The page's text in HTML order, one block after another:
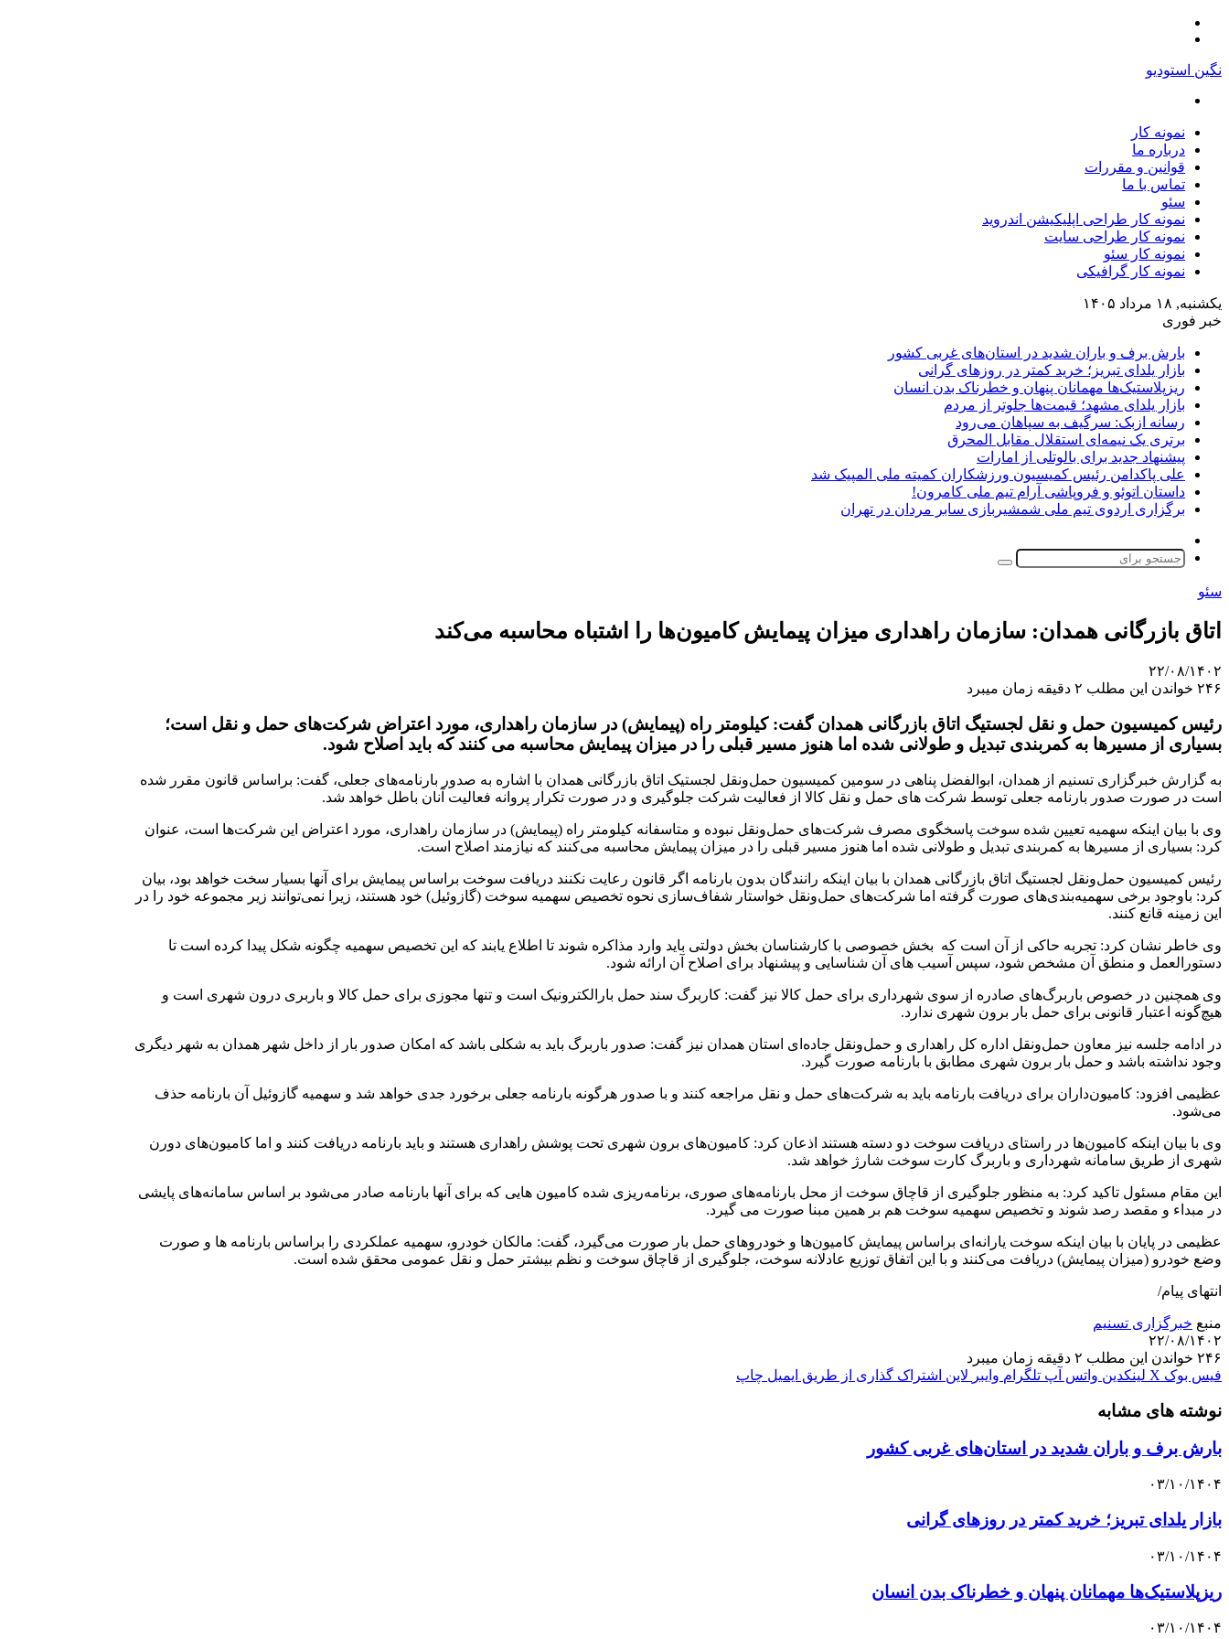
نگین استودیو
نمونه کار
درباره ما
قوانین و مقررات
تماس با ما
سئو
نمونه کار طراحی اپلیکیشن اندروید
نمونه کار طراحی سایت
نمونه کار سئو
نمونه کار گرافیکی
یکشنبه, ۱۸ مرداد ۱۴۰۵
خبر فوری
بارش برف و باران شدید در استان‌های غربی کشور
بازار یلدای تبریز؛ خرید کمتر در روزهای گرانی
ریزپلاستیک‌ها مهمانان پنهان و خطرناک بدن انسان
بازار یلدای مشهد؛ قیمت‌ها جلوتر از مردم
رسانه ازبک: سرگیف به سپاهان می‌رود
برتری یک نیمه‌ای استقلال مقابل المحرق
پیشنهاد جدید برای بالوتلی از امارات
علی پاکدامن رئیس کمیسیون ورزشکاران کمیته ملی المپیک شد
داستان اتوئو و فروپاشی آرام تیم ملی کامرون!
برگزاری اردوی تیم ملی شمشیربازی سابر مردان در تهران
پوسته
جستجو
سئو
اتاق بازرگانی همدان: سازمان راهداری میزان پیمایش کامیون‌ها را اشتباه محاسبه می‌کند
۲۲/۰۸/۱۴۰۲
۲۴۶ خواندن این مطلب ۲ دقیقه زمان میبرد
رئیس کمیسیون حمل و نقل لجستیگ اتاق بازرگانی همدان گفت: کیلومتر راه (پیمایش) در سازمان راهداری، مورد اعتراض شرکت‌های حمل و نقل است؛‌
بسیاری از مسیرها به کمربندی تبدیل و طولانی شده اما هنوز مسیر قبلی را در میزان پیمایش محاسبه می کنند که باید اصلاح شود.
به گزارش خبرگزاری تسنیم از همدان، ابوالفضل پناهی در سومین کمیسیون حمل‌و‌نقل لجستیک اتاق بازرگانی همدان با اشاره به صدور بارنامه‌های جعلی، گفت: براساس قانون مقرر شده
است در صورت صدور بارنامه جعلی توسط شرکت های حمل و نقل کالا از فعالیت شرکت جلوگیری و در صورت تکرار پروانه فعالیت آنان باطل خواهد شد.
وی با بیان اینکه سهمیه تعیین شده سوخت پاسخگوی مصرف شرکت‌های حمل‌و‌نقل نبوده و متاسفانه کیلومتر راه (پیمایش) در سازمان راهداری، مورد اعتراض این شرکت‌ها است، عنوان
کرد: بسیاری از مسیرها به کمربندی تبدیل و طولانی شده اما هنوز مسیر قبلی را در میزان پیمایش محاسبه می‌کنند که نیازمند اصلاح است.
رئیس کمیسیون حمل‌ونقل لجستیگ اتاق بازرگانی همدان با بیان اینکه رانندگان بدون بارنامه اگر قانون رعایت نکنند دریافت سوخت براساس پیمایش برای آنها بسیار سخت خواهد بود، بیان
کرد: باوجود برخی سهمیه‌بندی‌های صورت گرفته اما شرکت‌های حمل‌و‌نقل خواستار شفاف‌سازی نحوه تخصیص سهمیه سوخت (گازوئیل) خود هستند، زیرا نمی‌توانند زیر مجموعه خود را در
این زمینه قانع کنند.
وی خاطر نشان کرد: تجربه حاکی از آن است که بخش خصوصی با کارشناسان بخش دولتی باید وارد مذاکره شوند تا اطلاع یابند که این تخصیص سهمیه چگونه شکل پیدا کرده است تا
دستورالعمل و منطق آن مشخص شود، سپس آسیب های آن شناسایی و پیشنهاد برای اصلاح آن ارائه شود.
وی همچنین در خصوص باربرگ‌های صادره از سوی شهرداری برای حمل کالا نیز گفت: کاربرگ سند حمل بارالکترونیک است و تنها مجوزی برای حمل کالا و باربری درون شهری است و
هیچ‌گونه اعتبار قانونی برای حمل بار برون شهری ندارد.
در ادامه جلسه نیز معاون حمل‌ونقل اداره کل راهداری و حمل‌ونقل جاده‌ای استان همدان نیز گفت: صدور باربرگ باید به شکلی باشد که امکان صدور بار از داخل شهر همدان به شهر دیگری
وجود نداشته باشد و حمل بار برون شهری مطابق با بارنامه صورت گیرد.
عظیمی افزود: کامیون‌داران برای دریافت بارنامه باید به شرکت‌های حمل و نقل مراجعه کنند و با صدور هرگونه بارنامه جعلی برخورد جدی خواهد شد و سهمیه گازوئیل آن بارنامه حذف
می‌شود.
وی با بیان اینکه کامیون‌ها در راستای دریافت سوخت دو دسته هستند اذعان کرد: کامیون‌های برون شهری تحت پوشش راهداری هستند و باید بارنامه دریافت کنند و اما کامیون‌های دورن
شهری از طریق سامانه شهرداری و باربرگ کارت سوخت شارژ خواهد شد.
این مقام مسئول تاکید کرد: به منظور جلوگیری از قاچاق سوخت از محل بارنامه‌های صوری، برنامه‌ریزی شده کامیون هایی که برای آنها بارنامه صادر می‌شود بر اساس سامانه‌های پایشی
در مبداء و مقصد رصد شوند و تخصیص سهمیه سوخت هم بر همین مبنا صورت می گیرد.
عظیمی در پایان با بیان اینکه سوخت یارانه‌ای براساس پیمایش کامیون‌ها و خودروهای حمل بار صورت می‌گیرد، گفت: مالکان خودرو، سهمیه عملکردی را براساس بارنامه ها و صورت
وضع خودرو (میزان پیمایش) دریافت می‌کنند و با این اتفاق توزیع عادلانه سوخت، ‌جلوگیری از قاچاق سوخت و نظم بیشتر حمل و نقل عمومی محقق شده است.
انتهای پیام/
منبع خبرگزاری تسنیم
۲۲/۰۸/۱۴۰۲
۲۴۶ خواندن این مطلب ۲ دقیقه زمان میبرد
فیس بوک X لینکدین واتس آپ تلگرام وایبر لاین اشتراک گذاری از طریق ایمیل چاپ
نوشته های مشابه
بارش برف و باران شدید در استان‌های غربی کشور
۰۳/۱۰/۱۴۰۴
بازار یلدای تبریز؛ خرید کمتر در روزهای گرانی
۰۳/۱۰/۱۴۰۴
ریزپلاستیک‌ها مهمانان پنهان و خطرناک بدن انسان
۰۳/۱۰/۱۴۰۴